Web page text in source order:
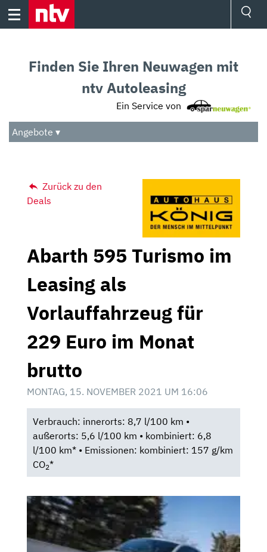
Skip
Audio
Das Beste
Finden Sie Ihren Neuwagen mit
ntv Autoleasing
Ein Service von
Angebote ▾
Zurück zu den
Deals
Abarth 595 Turismo im
Leasing als
Vorlauffahrzeug für
229 Euro im Monat
brutto
MONTAG, 15. NOVEMBER 2021 UM 16:06
Verbrauch: innerorts: 8,7 l/100 km •
außerorts: 5,6 l/100 km • kombiniert: 6,8
l/100 km* • Emissionen: kombiniert: 157 g/km
CO2*